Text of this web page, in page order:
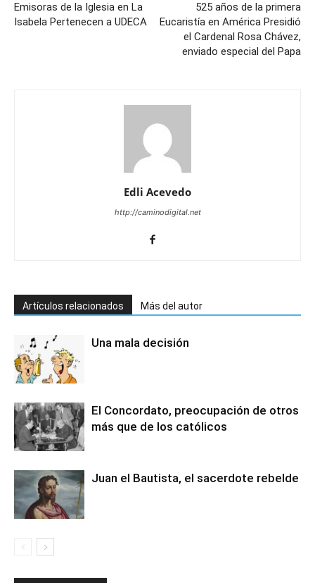
Emisoras de la Iglesia en La
Isabela Pertenecen a UDECA
525 años de la primera
Eucaristía en América Presidió
el Cardenal Rosa Chávez,
enviado especial del Papa
Edli Acevedo
http://caminodigital.net
Artículos relacionados Más del autor
Una mala decisión
El Concordato, preocupación de otros
más que de los católicos
Juan el Bautista, el sacerdote rebelde